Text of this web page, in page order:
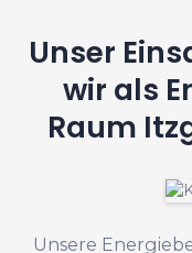
Unser
wir als
Raum
Unsere